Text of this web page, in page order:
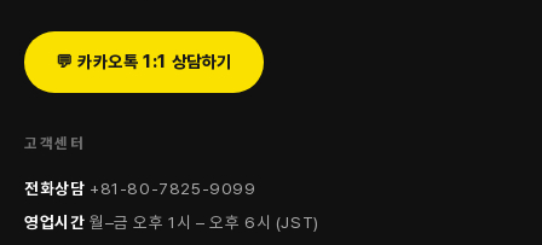
💬 카카오톡 1:1 상담하기
고객센터
전화상담 +81-80-7825-9099
영업시간 월–금 오후 1시 – 오후 6시 (JST)